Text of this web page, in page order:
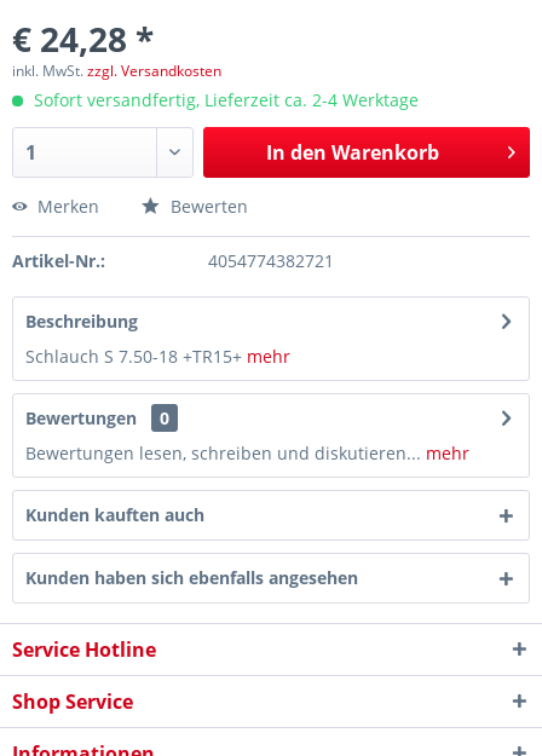
€ 24,28 *
inkl. MwSt.zzgl. Versandkosten
Sofort versandfertig, Lieferzeit ca. 2-4 Werktage
In den Warenkorb
Merken Bewerten
Artikel-Nr.: 4054774382721
Beschreibung
Schlauch S 7.50-18 +TR15+ mehr
Bewertungen
0
Bewertungen lesen, schreiben und diskutieren... mehr
Kunden kauften auch
Kunden haben sich ebenfalls angesehen
Service Hotline
Shop Service